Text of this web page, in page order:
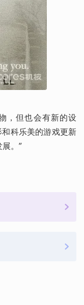
，但也会有新的设
科乐美的游戏更新
。”